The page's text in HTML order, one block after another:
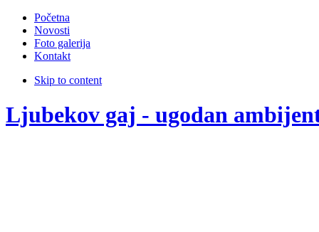
Početna
Novosti
Foto galerija
Kontakt
Skip to content
Ljubekov gaj - ugodan